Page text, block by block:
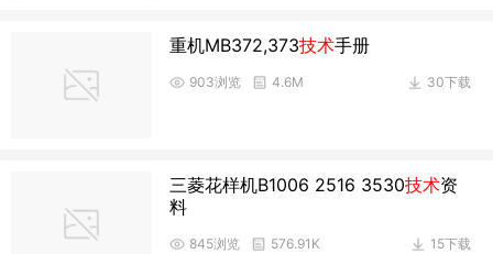
重机MB372,373技术手册
30下载
903浏览 4.6M
三菱花样机B1006 2516 3530技术资
料
15下载
845浏览 576.91K